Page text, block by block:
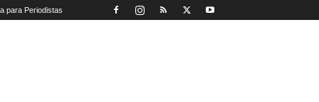
para Periodistas